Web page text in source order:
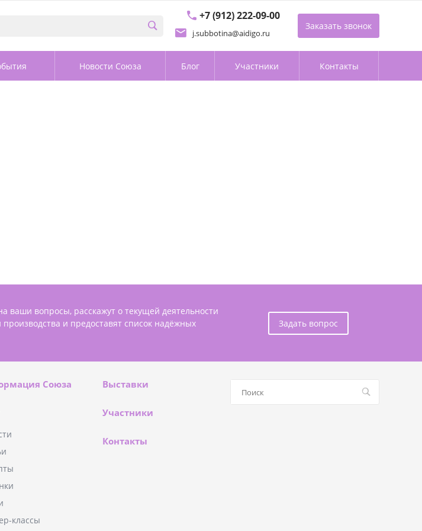
+7 (912) 222-09-00
j.subbotina@aidigo.ru
Заказать звонок
Новости Союза Блог Участники Контакты
ваши вопросы, расскажут о текущей деятельности
производства и предоставят список надёжных
Задать вопрос
Союза Выставки
классы
Участники
Контакты